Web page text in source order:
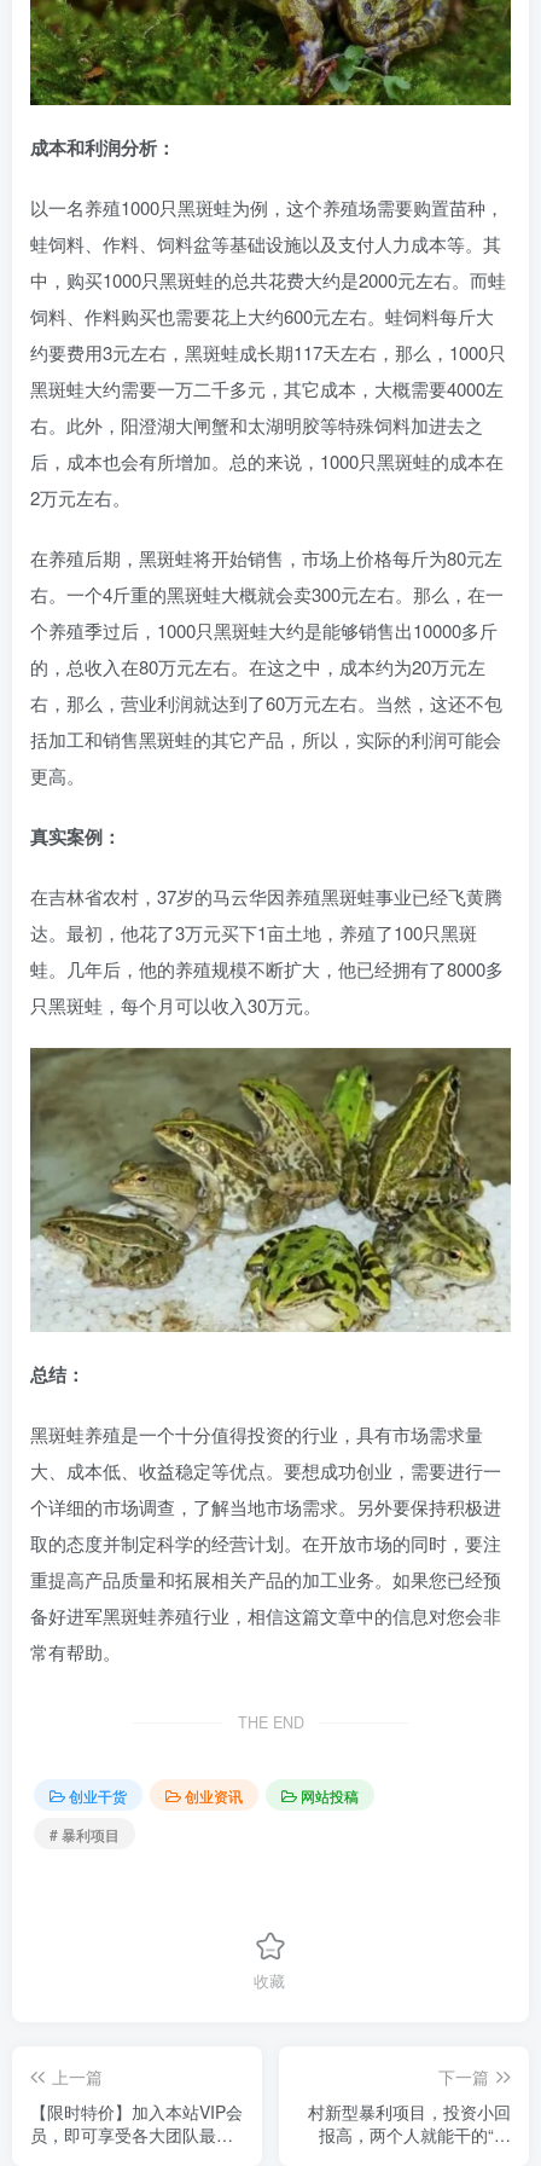
成本和利润分析：
以一名养殖1000只黑斑蛙为例，这个养殖场需要购置苗种，
蛙饲料、作料、饲料盆等基础设施以及支付人力成本等。其
中，购买1000只黑斑蛙的总共花费大约是2000元左右。而蛙
饲料、作料购买也需要花上大约600元左右。蛙饲料每斤大
约要费用3元左右，黑斑蛙成长期117天左右，那么，1000只
黑斑蛙大约需要一万二千多元，其它成本，大概需要4000左
右。此外，阳澄湖大闸蟹和太湖明胶等特殊饲料加进去之
后，成本也会有所增加。总的来说，1000只黑斑蛙的成本在
2万元左右。
在养殖后期，黑斑蛙将开始销售，市场上价格每斤为80元左
右。一个4斤重的黑斑蛙大概就会卖300元左右。那么，在一
个养殖季过后，1000只黑斑蛙大约是能够销售出10000多斤
的，总收入在80万元左右。在这之中，成本约为20万元左
右，那么，营业利润就达到了60万元左右。当然，这还不包
括加工和销售黑斑蛙的其它产品，所以，实际的利润可能会
更高。
真实案例：
在吉林省农村，37岁的马云华因养殖黑斑蛙事业已经飞黄腾
达。最初，他花了3万元买下1亩土地，养殖了100只黑斑
蛙。几年后，他的养殖规模不断扩大，他已经拥有了8000多
只黑斑蛙，每个月可以收入30万元。
总结：
黑斑蛙养殖是一个十分值得投资的行业，具有市场需求量
大、成本低、收益稳定等优点。要想成功创业，需要进行一
个详细的市场调查，了解当地市场需求。另外要保持积极进
取的态度并制定科学的经营计划。在开放市场的同时，要注
重提高产品质量和拓展相关产品的加工业务。如果您已经预
备好进军黑斑蛙养殖行业，相信这篇文章中的信息对您会非
常有帮助。
THE END
创业干货 创业资讯
网站投稿
# 暴利项目
收藏
上一篇
【限时特价】加入本站VIP会
员，即可享受各大团队最新
下一篇
村新型暴利项目，投资小回
报高，两个人就能干的“暴